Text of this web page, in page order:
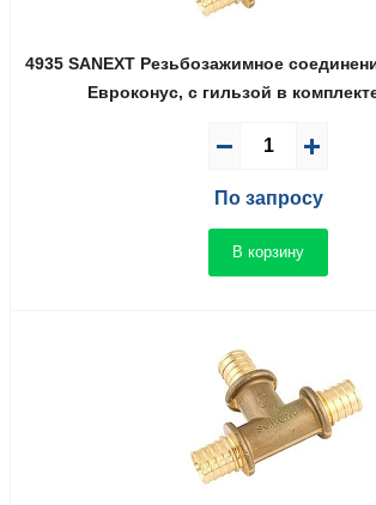
4935 SANEXT Резьбозажимное
Евроконус, c гильзой в
По запросу
В корзину